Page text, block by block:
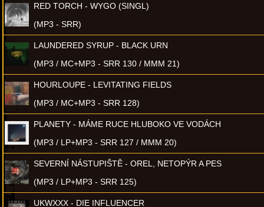
RED TORCH - WYGO (SINGL)
(MP3 - SRR)
LAUNDERED SYRUP - BLACK URN
(MP3 / MC+MP3 - SRR 130 / MMM 21)
HOURLOUPE - LEVITATING FIELDS
(MP3 / MC+MP3 - SRR 128)
PLANETY - MÁME RUCE HLUBOKO VE VODÁCH
(MP3 / LP+MP3 - SRR 127 / MMM 20)
SEVERNÍ NÁSTUPIŠTĚ - OREL, NETOPÝR A PES
(MP3 / LP+MP3 - SRR 125)
UKWXXX - DIE INFLUENCER